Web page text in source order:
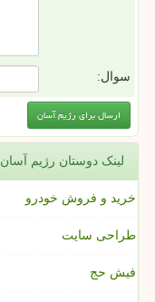
سوال:
لینک دوستان رژیم آسان
خرید و فروش خودرو
طراحی سایت
فیش حج